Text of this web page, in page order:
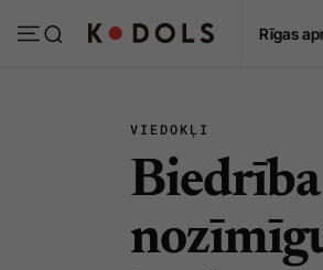
Rīgas
VIEDOKĻI